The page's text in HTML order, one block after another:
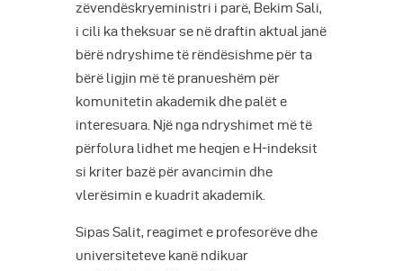
zëvendëskryeministri i parë, Bekim Sali,
i cili ka theksuar se në draftin aktual janë
bërë ndryshime të rëndësishme për ta
bërë ligjin më të pranueshëm për
komunitetin akademik dhe palët e
interesuara. Një nga ndryshimet më të
përfolura lidhet me heqjen e H-indeksit
si kriter bazë për avancimin dhe
vlerësimin e kuadrit akademik.
Sipas Salit, reagimet e profesorëve dhe
universiteteve kanë ndikuar